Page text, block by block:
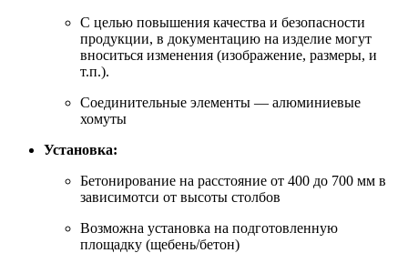
C целью повышения качества и безопасности
продукции, в документацию на изделие могут
вноситься изменения (изображение, размеры, и
т.п.).
Соединительные элементы — алюминиевые
хомуты
Установка:
Бетонирование на расстояние от 400 до 700 мм в
зависимотси от высоты столбов
Возможна установка на подготовленную
площадку (щебень/бетон)